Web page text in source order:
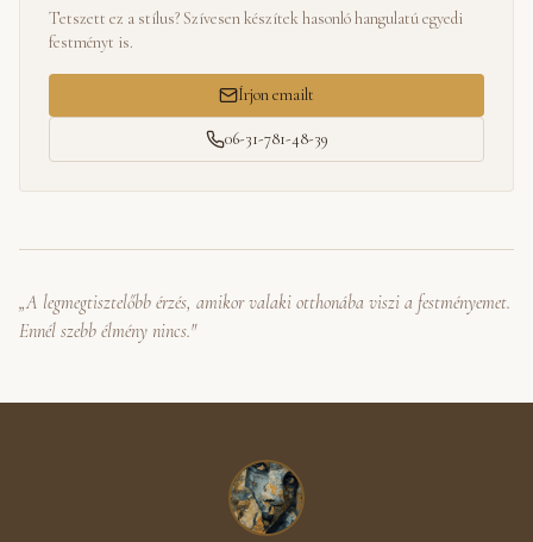
Tetszett ez a stílus? Szívesen készítek hasonló hangulatú egyedi
festményt is.
Írjon emailt
06-31-781-48-39
„A legmegtisztelőbb érzés, amikor valaki otthonába viszi a festményemet.
Ennél szebb élmény nincs."